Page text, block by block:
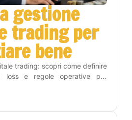
gestione
trading per
bene
trading: scopri come definire
loss e regole operative per